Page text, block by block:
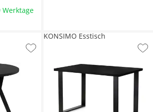
KONSIMO Esstisch